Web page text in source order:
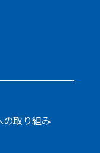
取り組み